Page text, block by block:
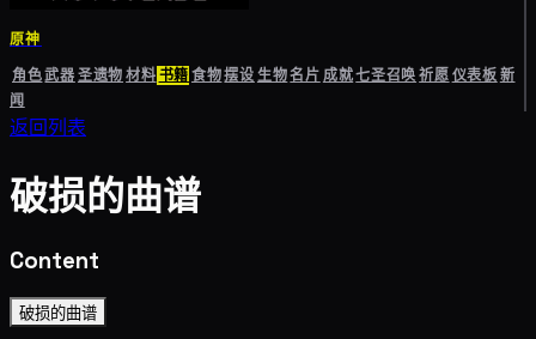
原神
角色武器圣遗物材料书籍食物摆设生物名片成就七圣召唤祈愿仪表板新
闻
返回列表
破损的曲谱
Content
破损的曲谱